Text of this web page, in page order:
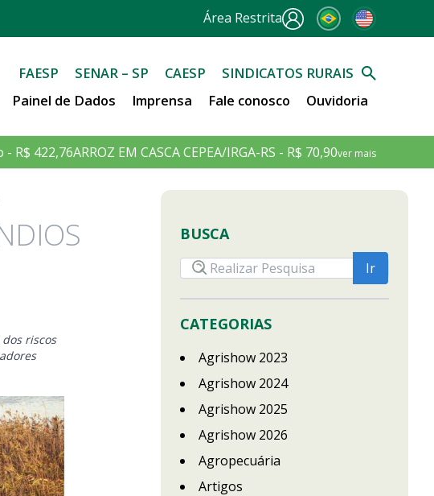
Área Restrita
FAESP SENAR – SP CAESP
SINDICATOS RURAIS
Painel de Dados Imprensa Fale conosco Ouvidoria
- R$ 422,76ARROZ EM CASCA CEPEA/IRGA-RS - R$ 70,90ver mais
riscos
BUSCA
CATEGORIAS
Agrishow 2023
Agrishow 2024
Agrishow 2025
Agrishow 2026
Agropecuária
Artigos